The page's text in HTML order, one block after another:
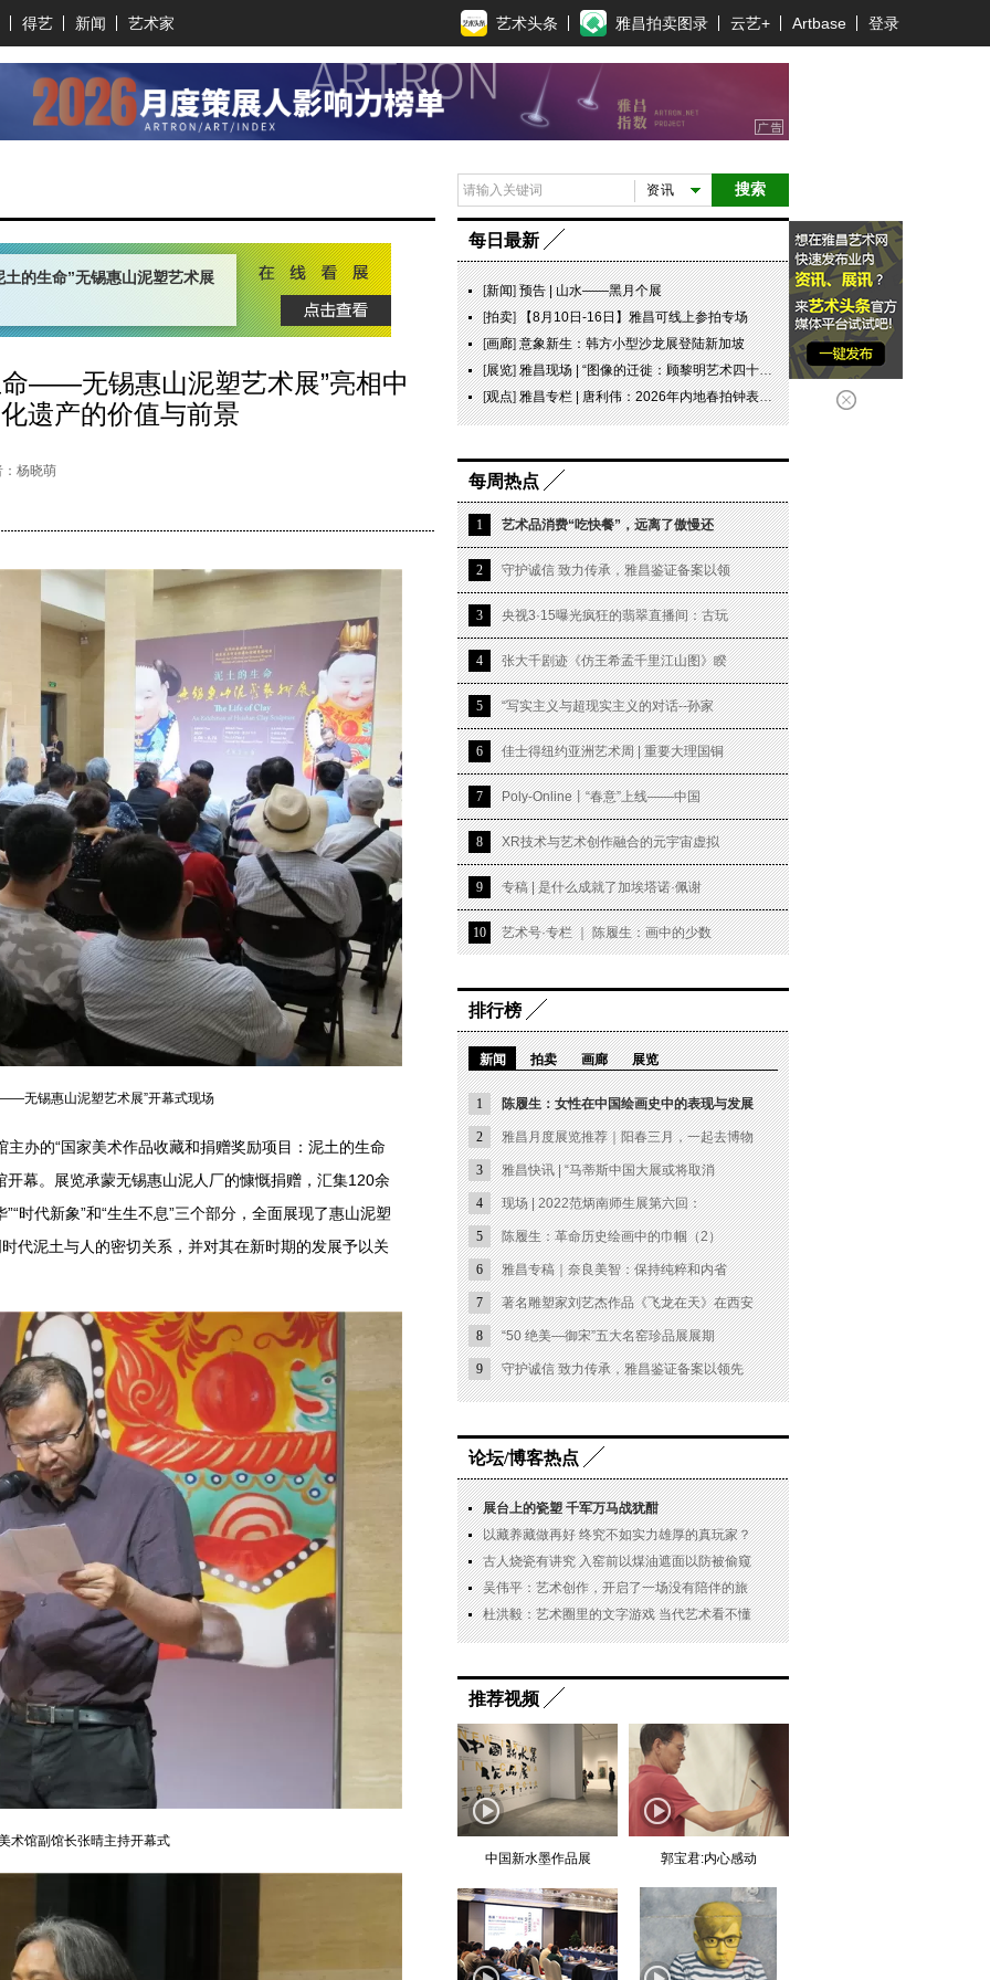
得艺 新闻 艺术家 艺术头条 雅昌拍卖图录 云艺+ Artbase 登录
的生命”无锡惠山泥塑艺术展
——无锡惠山泥塑艺术展”亮相中
遗产的价值与前景
：杨晓萌
无锡惠山泥塑艺术展”开幕式现场
办的“国家美术作品收藏和捐赠奖励项目：泥土的生命
幕。展览承蒙无锡惠山泥人厂的慷慨捐赠，汇集120余
时代新象”和“生生不息”三个部分，全面展现了惠山泥塑
代泥土与人的密切关系，并对其在新时期的发展予以关
术馆副馆长张晴主持开幕式
搜索
资讯
每日最新
[新闻]预告 | 山水——黑月个展
[拍卖]【8月10日-16日】雅昌可线上参拍专场
[画廊]意象新生：韩方小型沙龙展登陆新加坡
[展览]雅昌现场 | “图像的迁徙：顾黎明艺术四十年” 一场回望与再出发
[观点]雅昌专栏 | 唐利伟：2026年内地春拍钟表市场观察 赛道重构、圈层分化与收藏逻辑迭代
每周热点
1 艺术品消费“吃快餐”，远离了傲慢还
2 守护诚信 致力传承，雅昌鉴证备案以领
3 央视3·15曝光疯狂的翡翠直播间：古玩
4 张大千剧迹《仿王希孟千里江山图》睽
5 “写实主义与超现实主义的对话--孙家
6 佳士得纽约亚洲艺术周 | 重要大理国铜
7 Poly-Online丨“春意”上线——中国
8 XR技术与艺术创作融合的元宇宙虚拟
9 专稿 | 是什么成就了加埃塔诺·佩谢
10 艺术号·专栏 ｜ 陈履生：画中的少数
排行榜
新闻 拍卖 画廊 展览
1 陈履生：女性在中国绘画史中的表现与发展
2 雅昌月度展览推荐｜阳春三月，一起去博物
3 雅昌快讯 | “马蒂斯中国大展或将取消
4 现场 | 2022范炳南师生展第六回：
5 陈履生：革命历史绘画中的巾帼（2）
6 雅昌专稿｜奈良美智：保持纯粹和内省
7 著名雕塑家刘艺杰作品《飞龙在天》在西安
8 “50 绝美—御宋”五大名窑珍品展展期
9 守护诚信 致力传承，雅昌鉴证备案以领先
论坛/博客热点
展台上的瓷塑 千军万马战犹酣
以藏养藏做再好 终究不如实力雄厚的真玩家？
古人烧瓷有讲究 入窑前以煤油遮面以防被偷窥
吴伟平：艺术创作，开启了一场没有陪伴的旅
杜洪毅：艺术圈里的文字游戏 当代艺术看不懂
推荐视频
中国新水墨作品展 郭宝君:内心感动